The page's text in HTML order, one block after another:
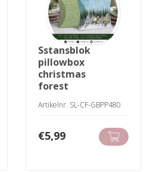
sstansblok
pillowbox
christmas
forest
Artikelnr. SL-CF-GBPP480
€5,99